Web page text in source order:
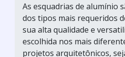
As esquadrias de alumínio
dos tipos mais requeridos
sua alta qualidade e
escolhida nos mais
projetos arquitetônicos,